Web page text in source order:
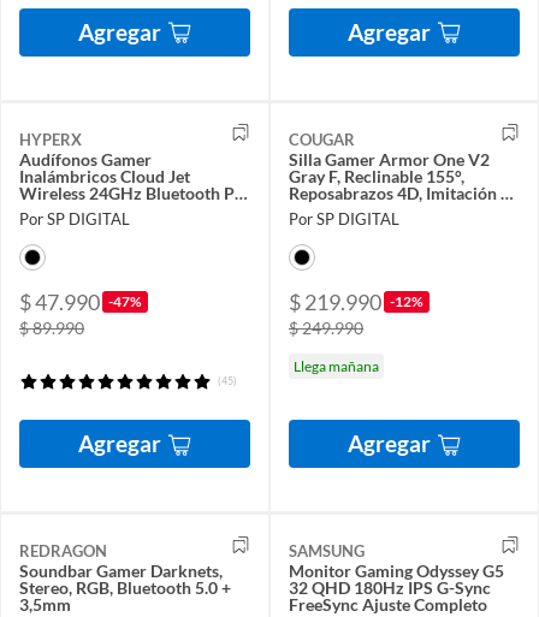
Agregar Agregar
HYPERX
Audífonos Gamer
Inalámbricos Cloud Jet
Wireless 24GHz Bluetooth PC
PS Móviles Negro
Por SP DIGITAL
$ 47.990 -47%
$ 89.990
(45)
Agregar
COUGAR
Silla Gamer Armor One V2
Gray F, Reclinable 155°,
Reposabrazos 4D, Imitación de
Lino, Gris
Por SP DIGITAL
$ 219.990 -12%
$ 249.990
Llega mañana
Agregar
REDRAGON
Soundbar Gamer Darknets,
Stereo, RGB, Bluetooth 5.0 +
3,5mm
SAMSUNG
Monitor Gaming Odyssey G5
32 QHD 180Hz IPS G-Sync
FreeSync Ajuste Completo